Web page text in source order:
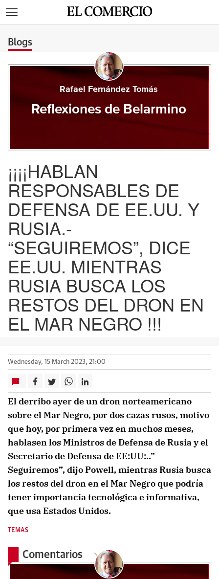
Blogs
Rafael Fernández Tomás
Reflexiones de Belarmino
¡¡¡¡HABLAN
RESPONSABLES DE
DEFENSA DE EE.UU. Y
RUSIA.-
“SEGUIREMOS”, DICE
EE.UU. MIENTRAS
RUSIA BUSCA LOS
RESTOS DEL DRON EN
EL MAR NEGRO !!!
Wednesday, 15 March 2023, 21:00
El derribo ayer de un dron norteamericano
sobre el Mar Negro, por dos cazas rusos, motivo
que hoy, por primera vez en muchos meses,
hablasen los Ministros de Defensa de Rusia y el
Secretario de Defensa de EE:UU:..”
Seguiremos”, dijo Powell, mientras Rusia busca
los restos del dron en el Mar Negro que podría
tener importancia tecnológica e informativa,
que usa Estados Unidos.
TEMAS
Comentarios